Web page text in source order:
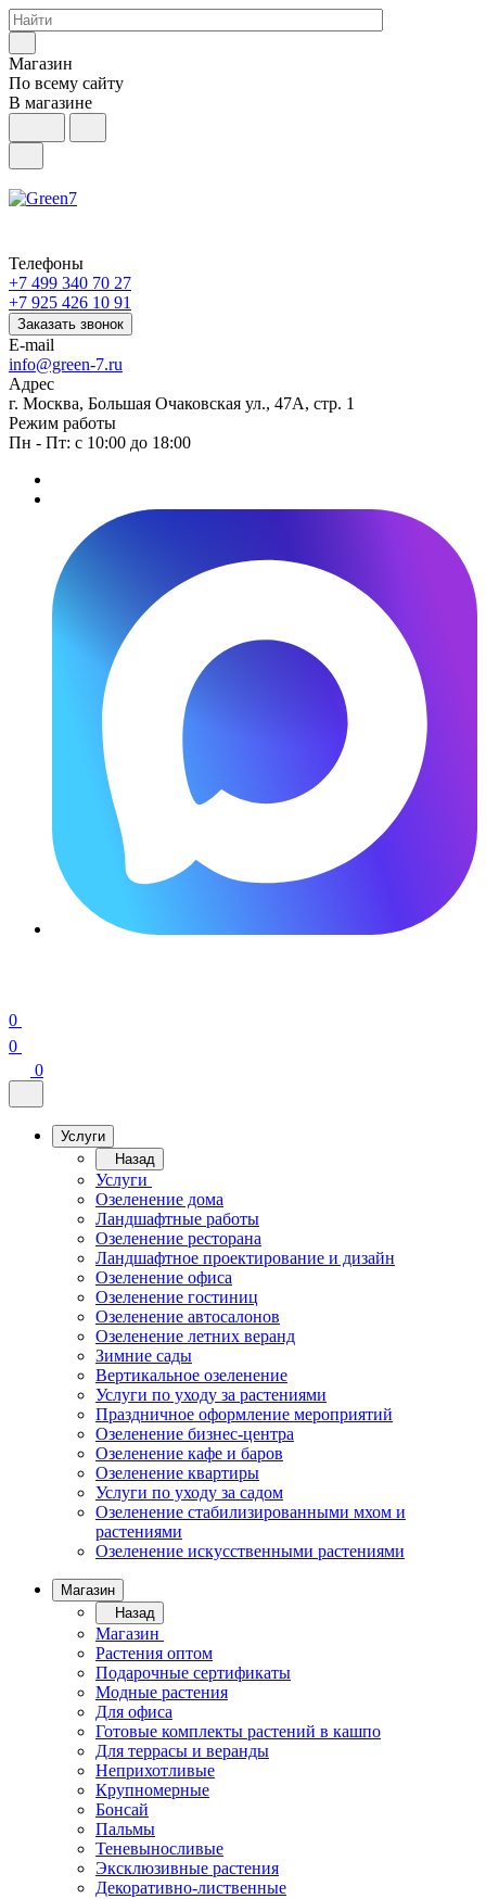
Магазин
По всему сайту
В магазине
Телефоны
+7 499 340 70 27
+7 925 426 10 91
Заказать звонок
E-mail
info@green-7.ru
Адрес
г. Москва, Большая Очаковская ул., 47А, стр. 1
Режим работы
Пн - Пт: с 10:00 до 18:00
0
0
0
Услуги
Назад
Услуги
Озеленение дома
Ландшафтные работы
Озеленение ресторана
Ландшафтное проектирование и дизайн
Озеленение офиса
Озеленение гостиниц
Озеленение автосалонов
Озеленение летних веранд
Зимние сады
Вертикальное озеленение
Услуги по уходу за растениями
Праздничное оформление мероприятий
Озеленение бизнес-центра
Озеленение кафе и баров
Озеленение квартиры
Услуги по уходу за садом
Озеленение стабилизированными мхом и
растениями
Озеленение искусственными растениями
Магазин
Назад
Магазин
Растения оптом
Подарочные сертификаты
Модные растения
Для офиса
Готовые комплекты растений в кашпо
Для террасы и веранды
Неприхотливые
Крупномерные
Бонсай
Пальмы
Теневыносливые
Эксклюзивные растения
Декоративно-лиственные